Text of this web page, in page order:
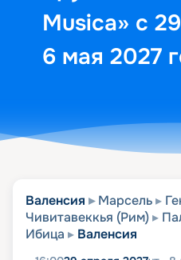
Musica» с
6 мая 2027
Валенсия Марсель
Чивитавеккья (Рим)
Ибица
Валенсия